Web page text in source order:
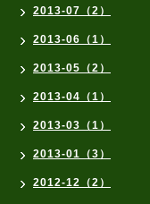
2013-07（2）
2013-06（1）
2013-05（2）
2013-04（1）
2013-03（1）
2013-01（3）
2012-12（2）